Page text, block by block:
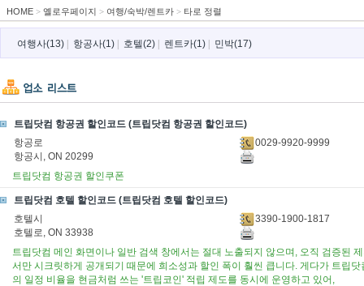
HOME > 옐로우페이지 > 여행/숙박/렌트카 > 타로 정렬
여행사(13) 항공사(1) 호텔(2) 렌트카(1) 민박(17)
트립닷컴 항공권 할인코드 (트립닷컴 항공권 할인코드)
항공로
항공시, ON 20299
0029-9920-9999
트립닷컴 항공권 할인쿠폰
트립닷컴 호텔 할인코드 (트립닷컴 호텔 할인코드)
호텔시
호텔로, ON 33938
3390-1900-1817
트립닷컴 메인 화면이나 일반 검색 창에서는 절대 노출되지 않으며, 오직 검증된
서만 시크릿하게 공개되기 때문에 희소성과 할인 폭이 훨씬 큽니다. 게다가 트립
의 일정 비율을 현금처럼 쓰는 '트립코인' 적립 제도를 동시에 운영하고 있어,